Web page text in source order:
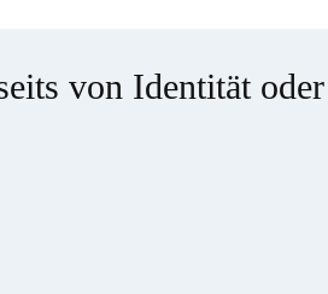
von Identität